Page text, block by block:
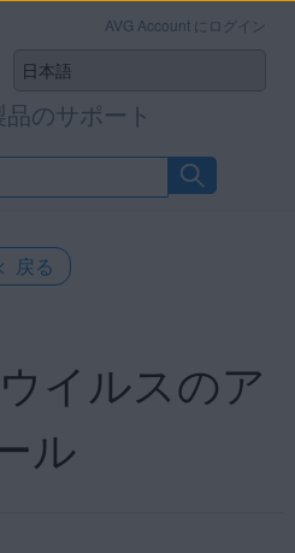
のサポート
AVG Account にログイン
戻る
イルスのア
ル